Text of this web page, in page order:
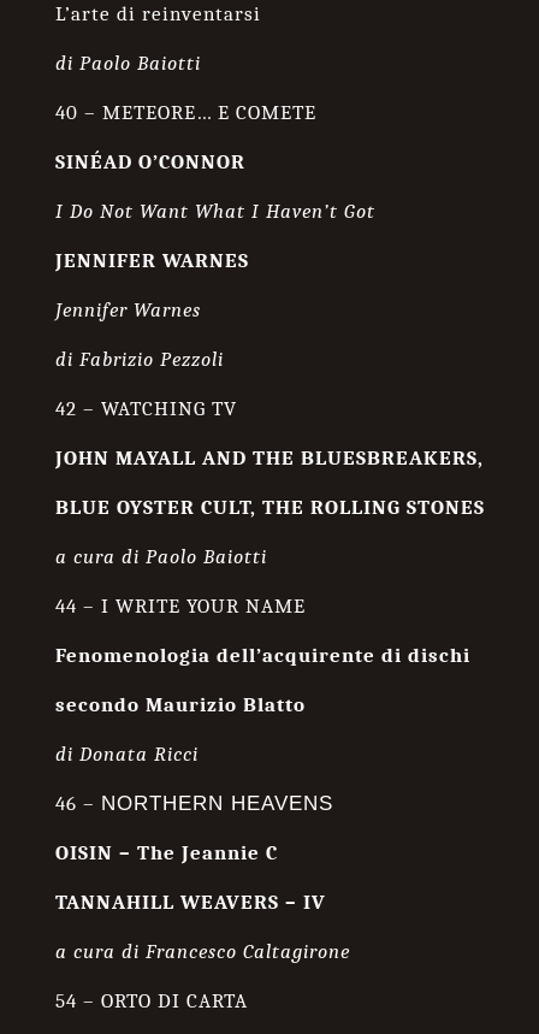
L’arte di reinventarsi
di Paolo Baiotti
40 – METEORE… E COMETE
SINÉAD O’CONNOR
I Do Not Want What I Haven’t Got
JENNIFER WARNES
Jennifer Warnes
di Fabrizio Pezzoli
42 – WATCHING TV
JOHN MAYALL AND THE BLUESBREAKERS,
BLUE OYSTER CULT, THE ROLLING STONES
a cura di Paolo Baiotti
44 – I WRITE YOUR NAME
Fenomenologia dell’acquirente di dischi
secondo Maurizio Blatto
di Donata Ricci
46 – NORTHERN HEAVENS
OISIN – The Jeannie C
TANNAHILL WEAVERS – IV
a cura di Francesco Caltagirone
54 – ORTO DI CARTA